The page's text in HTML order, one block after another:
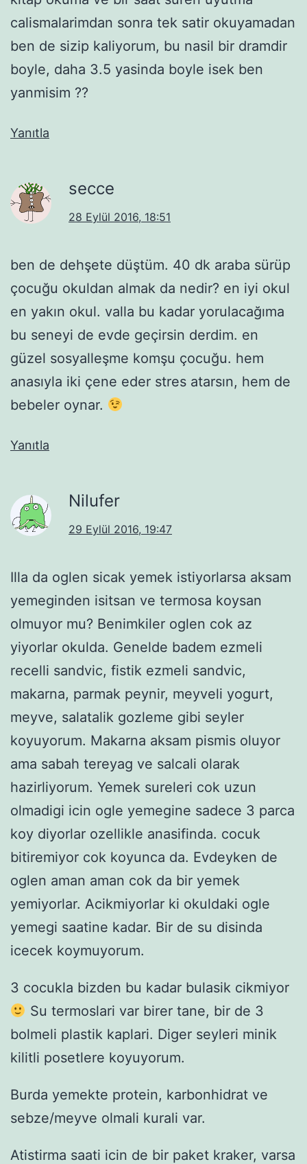
calismalarimdan sonra tek satir okuyamadan
ben de sizip kaliyorum, bu nasil bir dramdir
boyle, daha 3.5 yasinda boyle isek ben
yanmisim ??
Yanıtla
secce
28 Eylül 2016, 18:51
ben de dehşete düştüm. 40 dk araba sürüp
çocuğu okuldan almak da nedir? en iyi okul
en yakın okul. valla bu kadar yorulacağıma
bu seneyi de evde geçirsin derdim. en
güzel sosyalleşme komşu çocuğu. hem
anasıyla iki çene eder stres atarsın, hem de
bebeler oynar.
Yanıtla
Nilufer
29 Eylül 2016, 19:47
Illa da oglen sicak yemek istiyorlarsa aksam
yemeginden isitsan ve termosa koysan
olmuyor mu? Benimkiler oglen cok az
yiyorlar okulda. Genelde badem ezmeli
recelli sandvic, fistik ezmeli sandvic,
makarna, parmak peynir, meyveli yogurt,
meyve, salatalik gozleme gibi seyler
koyuyorum. Makarna aksam pismis oluyor
ama sabah tereyag ve salcali olarak
hazirliyorum. Yemek sureleri cok uzun
olmadigi icin ogle yemegine sadece 3 parca
koy diyorlar ozellikle anasifinda. cocuk
bitiremiyor cok koyunca da. Evdeyken de
oglen aman aman cok da bir yemek
yemiyorlar. Acikmiyorlar ki okuldaki ogle
yemegi saatine kadar. Bir de su disinda
icecek koymuyorum.
3 cocukla bizden bu kadar bulasik cikmiyor
Su termoslari var birer tane, bir de 3
bolmeli plastik kaplari. Diger seyleri minik
kilitli posetlere koyuyorum.
Burda yemekte protein, karbonhidrat ve
sebze/meyve olmali kurali var.
Atistirma saati icin de bir paket kraker, varsa